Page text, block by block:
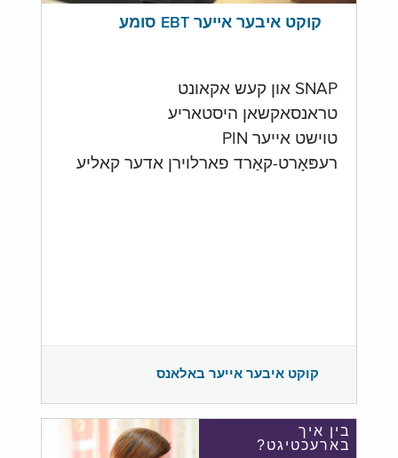
קוקט איבער אייער EBT סומע
SNAP און קעש אקאונט
טראנסאקשאן היסטאריע
טוישט אייער PIN
רעפּאָרט-קאַרד פארלוירן אדער קאליע
קוקט איבער אייער באלאנס
בין איך
בארעכטיגט?